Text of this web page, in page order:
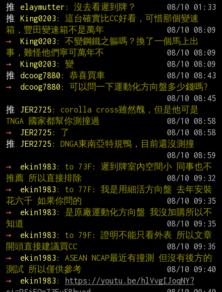
推
elaymutter : 沒去看遲到牌？
推
King0203 : 這台確實比CC好看，可惜那個變速
箱，豐田變速箱不是萬年
→
King0203 : 不變鋼鐵之軀嗎？換了一個馬上出
事，難怪他們寧可萬年不
→
King0203 : 變
推
dcoog7880 : 恭喜買車
→
dcoog7880 : 可以問一下運動化方向盤多少錢嗎?
推
JER2725 : corolla cross雖然醜，但是他可是
TNGA 國家都幫你測撞過
→
JER2725 : 了
推
JER2725 : DNGA東南亞特規鴨，目前還沒測撞
→
ekin1983 : to 73F: 遲到牌室內空間小 同事也不
推薦 所以直接排除
→
ekin1983 : to 77F: 我是用細活方向盤 去年安裝
花六千 如果你問的
→
ekin1983 : 是原廠運動化方向盤 我沒加購所以不
知道
→
ekin1983 : to 79F: 證明不能只看外表 所以文章
開頭直接建議買CC
→
ekin1983 : ASEAN NCAP最近有撞測 但沒有後方的
測試 所以僅供參考
→
ekin1983 :
https://youtu.be/hlVvgIJoqNY?